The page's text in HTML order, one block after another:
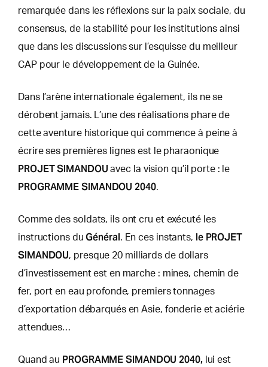
remarquée dans les réflexions sur la paix sociale, du
consensus, de la stabilité pour les institutions ainsi
que dans les discussions sur l’esquisse du meilleur
CAP pour le développement de la Guinée.
Dans l’arène internationale également, ils ne se
dérobent jamais. L’une des réalisations phare de
cette aventure historique qui commence à peine à
écrire ses premières lignes est le pharaonique
PROJET SIMANDOU avec la vision qu’il porte : le
PROGRAMME SIMANDOU 2040.
Comme des soldats, ils ont cru et exécuté les
instructions du Général. En ces instants, le PROJET
SIMANDOU, presque 20 milliards de dollars
d’investissement est en marche : mines, chemin de
fer, port en eau profonde, premiers tonnages
d’exportation débarqués en Asie, fonderie et aciérie
attendues…
Quand au PROGRAMME SIMANDOU 2040, lui est